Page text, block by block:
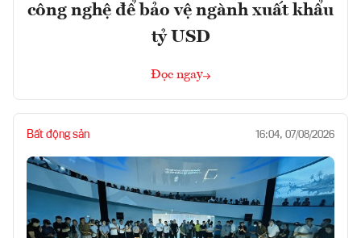
công nghệ để bảo vệ ngành xuất khẩu
tỷ USD
Đọc ngay
Bất động sản 16:04, 07/08/2026